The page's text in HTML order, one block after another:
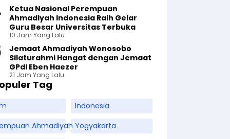
Ketua Nasional Perempuan
Ahmadiyah Indonesia Raih Gelar
Guru Besar Universitas Terbuka
10 Jam Yang Lalu
Jemaat Ahmadiyah Wonosobo
Silaturahmi Hangat dengan Jemaat
GPdI Eben Haezer
21 Jam Yang Lalu
Tag
Indonesia
Ahmadiyah Yogyakarta